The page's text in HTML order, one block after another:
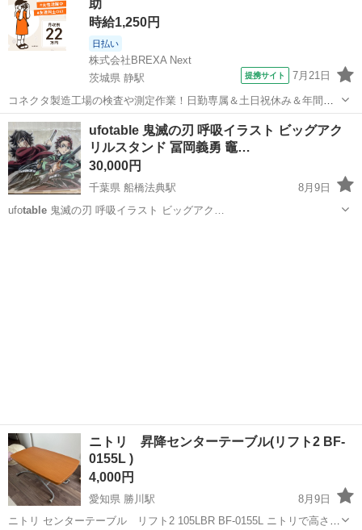
助
時給1,250円
日払い
株式会社BREXA Next
茨城県 静駅
提携サイト 7月21日
コネクタ製造工場の検査や測定作業！日勤専属＆土日祝休み＆年間休
日128日★クリーンルーム内作業★マイカー通勤OK＆無料駐車場あり
★就業先食堂利用可！日払い制度あり！《茨城県常陸大宮市》 人気の
工場のお仕事 ◇コネクタ製造工...
茨城 常陸大宮市 静駅 その他
ufotable 鬼滅の刃 呼吸イラスト ビッグアク
リルスタンド 冨岡義勇 竈…
30,000円
千葉県 船橋法典駅
8月9日
ufotable鬼滅の刃 呼吸イラスト ビッグアク…
ニトリ 昇降センターテーブル(リフト2 BF-
0155L )
4,000円
愛知県 勝川駅
8月9日
ニトリ センターテーブル リフト2 105LBR BF-0155L ニトリで高さ調